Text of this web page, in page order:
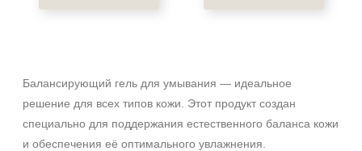
После 20
Действие
Балансирующий гель для умывания — идеальное
решение для всех типов кожи. Этот продукт создан
специально для поддержания естественного баланса кожи
и обеспечения её оптимального увлажнения.